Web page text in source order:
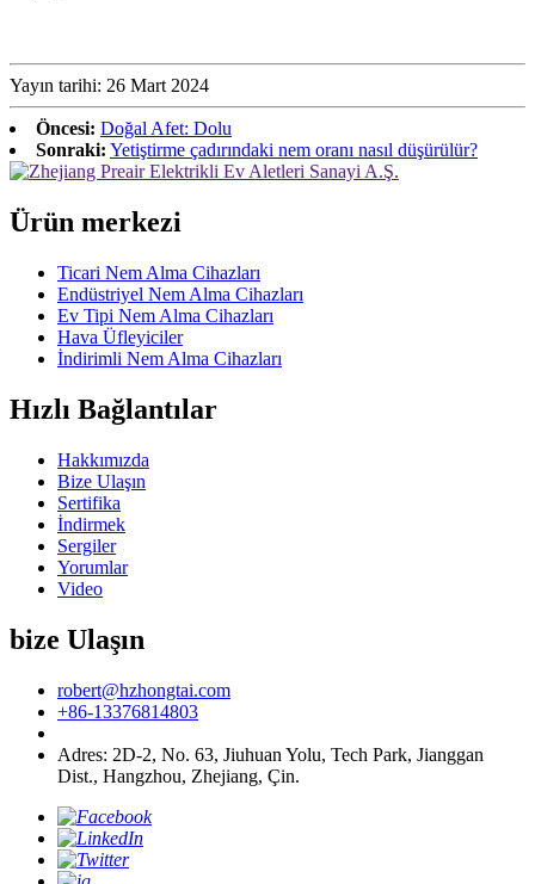
Yayın tarihi: 26 Mart 2024
Öncesi: Doğal Afet: Dolu
Sonraki: Yetiştirme çadırındaki nem oranı nasıl düşürülür?
Ürün merkezi
Ticari Nem Alma Cihazları
Endüstriyel Nem Alma Cihazları
Ev Tipi Nem Alma Cihazları
Hava Üfleyiciler
İndirimli Nem Alma Cihazları
Hızlı Bağlantılar
Hakkımızda
Bize Ulaşın
Sertifika
İndirmek
Sergiler
Yorumlar
Video
bize Ulaşın
robert@hzhongtai.com
+86-13376814803
Adres: 2D-2, No. 63, Jiuhuan Yolu, Tech Park, Jianggan
Dist., Hangzhou, Zhejiang, Çin.